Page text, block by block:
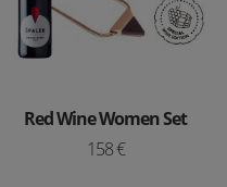
Red Wine Women Set
158 €